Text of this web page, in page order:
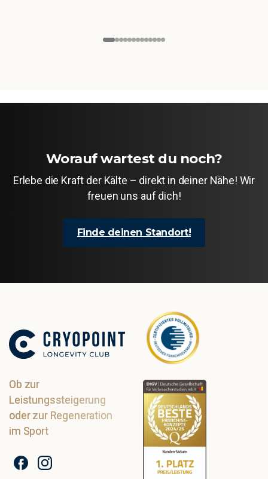
Worauf wartest du noch?
Erlebe die Kraft der Kälte – direkt in deiner Nähe! Wir
freuen uns auf dich!
Finde deinen Standort!
Ob zur
Leistungssteigerung
oder zur Regeneration
im Sport